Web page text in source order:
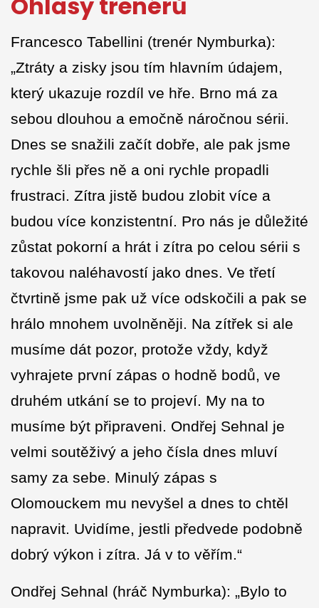
Francesco Tabellini (trenér Nymburka):
„Ztráty a zisky jsou tím hlavním údajem,
který ukazuje rozdíl ve hře. Brno má za
sebou dlouhou a emočně náročnou sérii.
Dnes se snažili začít dobře, ale pak jsme
rychle šli přes ně a oni rychle propadli
frustraci. Zítra jistě budou zlobit více a
budou více konzistentní. Pro nás je důležité
zůstat pokorní a hrát i zítra po celou sérii s
takovou naléhavostí jako dnes. Ve třetí
čtvrtině jsme pak už více odskočili a pak se
hrálo mnohem uvolněněji. Na zítřek si ale
musíme dát pozor, protože vždy, když
vyhrajete první zápas o hodně bodů, ve
druhém utkání se to projeví. My na to
musíme být připraveni. Ondřej Sehnal je
velmi soutěživý a jeho čísla dnes mluví
samy za sebe. Minulý zápas s
Olomouckem mu nevyšel a dnes to chtěl
napravit. Uvidíme, jestli předvede podobně
dobrý výkon i zítra. Já v to věřím.“
Ondřej Sehnal (hráč Nymburka): „Bylo to